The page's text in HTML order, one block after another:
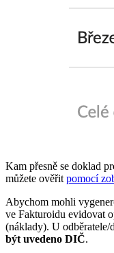
Kam přesně se doklad
můžete ověřit pomocí
Abychom mohli
ve Fakturoidu evidovat
(náklady). U
být uvedeno DIČ.